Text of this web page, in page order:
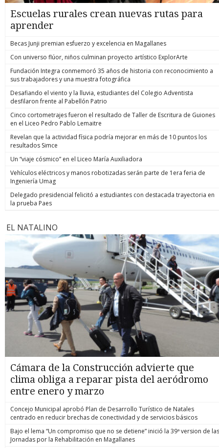
Escuelas rurales crean nuevas rutas para
aprender
Becas Junji premian esfuerzo y excelencia en Magallanes
Con universo flúor, niños culminan proyecto artístico ExplorArte
Fundación Integra conmemoró 35 años de historia con reconocimiento a
sus trabajadores y una muestra fotográfica
Desafiando el viento y la lluvia, estudiantes del Colegio Adventista
desfilaron frente al Pabellón Patrio
Cinco cortometrajes fueron el resultado de Taller de Escritura de Guiones
en el Liceo Pedro Pablo Lemaitre
Revelan que la actividad física podría mejorar en más de 10 puntos los
resultados Simce
Un “viaje cósmico” en el Liceo María Auxiliadora
Vehículos eléctricos y manos robotizadas serán parte de 1era feria de
Ingeniería Umag
Delegado presidencial felicitó a estudiantes con destacada trayectoria en
la prueba Paes
EL NATALINO
Cámara de la Construcción advierte que
clima obliga a reparar pista del aeródromo
entre enero y marzo
Concejo Municipal aprobó Plan de Desarrollo Turístico de Natales
centrado en reducir brechas de conectividad y de servicios básicos
Bajo el lema “Un compromiso que no se detiene” inició la 39ª version de las
Jornadas por la Rehabilitación en Magallanes